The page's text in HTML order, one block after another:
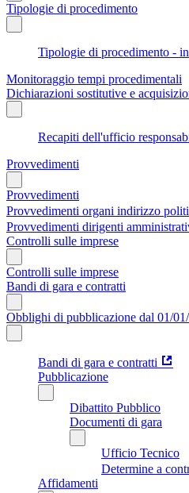
Tipologie di procedimento
Tipologie di procedimento -
Monitoraggio tempi procedimentali
Dichiarazioni sostitutive e
Recapiti dell'ufficio
Provvedimenti
Provvedimenti
Provvedimenti organi indirizzo
Provvedimenti dirigenti
Controlli sulle imprese
Controlli sulle imprese
Bandi di gara e contratti
Obblighi di pubblicazione dal 01/
Bandi di gara e contratti
Pubblicazione
Dibattito Pubblico
Documenti di gara
Ufficio Tecnico
Determine a
Affidamenti